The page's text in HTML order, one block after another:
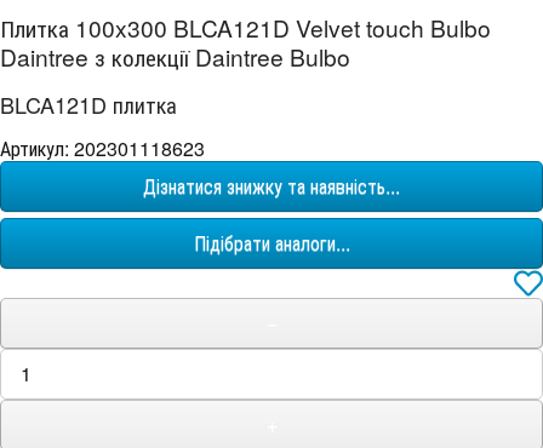
Плитка 100x300 BLCA121D Velvet touch Bulbo
Daintree з колекції Daintree Bulbo
BLCA121D плитка
Артикул: 202301118623
Дізнатися знижку та наявність...
Підібрати аналоги...